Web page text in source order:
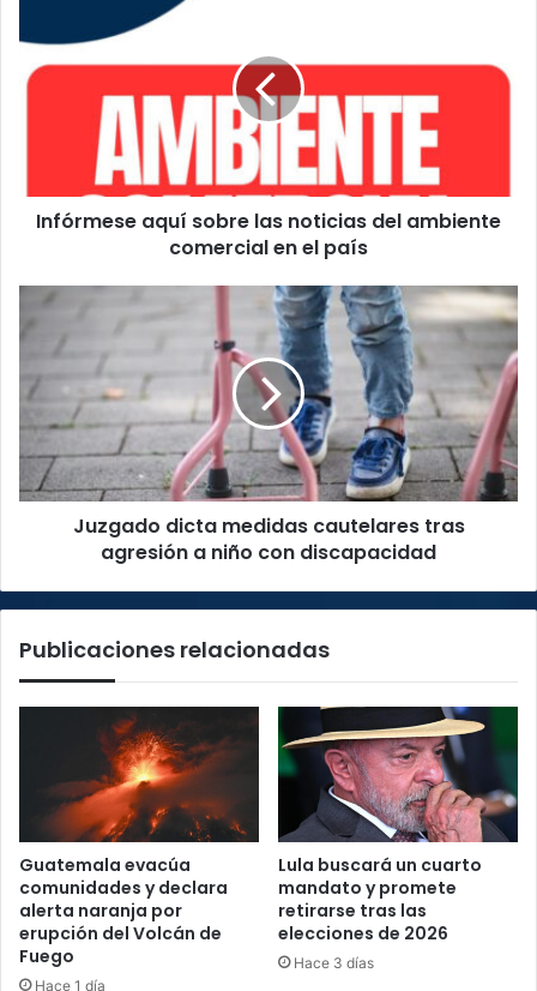
sobre
las
en
Infórmese aquí sobre las noticias del ambiente
comercial en el país
Juzgado
dicta
medidas
cautelares
tras
agresión
niño
con
discapacidadJuzgado dicta medidas cautelares tras
agresión a niño con discapacidad
Publicaciones relacionadas
Guatemala evacúa
comunidades y declara
alerta naranja por
erupción del Volcán de
Fuego
Hace 1 día
Lula buscará un cuarto
mandato y promete
retirarse tras las
elecciones de 2026
Hace 3 días